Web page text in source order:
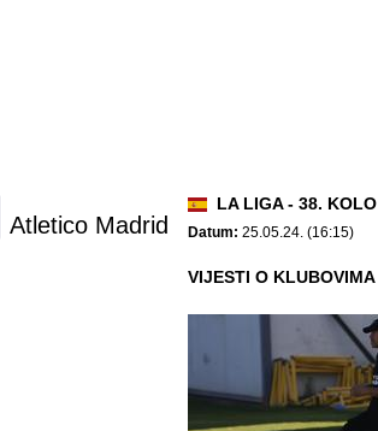
Atletico Madrid
LA LIGA - 38. KOLO
Datum: 25.05.24. (16:15)
VIJESTI O KLUBOVIMA